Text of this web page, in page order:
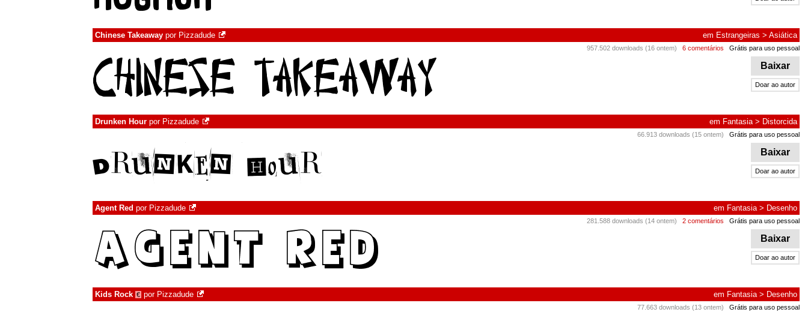
Chinese Takeaway por Pizzadude em Estrangeiras > Asiática
957.502 downloads (16 ontem) 6 comentários Grátis para uso pessoal
Baixar
Doar ao autor
Drunken Hour por Pizzadude em Fantasia> Distorcida
66.913 downloads (15 ontem) Grátis para uso pessoal
Baixar
Doar ao autor
Agent Red por Pizzadude em Fantasia> Desenho
281.588 downloads (14 ontem) 2 comentários Grátis para uso pessoal
Baixar
Doar ao autor
Kids Rock € por Pizzadude em Fantasia> Desenho
77.663 downloads (13 ontem) Grátis para uso pessoal